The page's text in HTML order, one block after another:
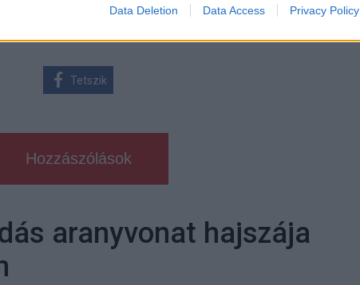
Data Deletion Data Access Privacy Policy
Tetszik
Hozzászólások
aranyvonat hajszája